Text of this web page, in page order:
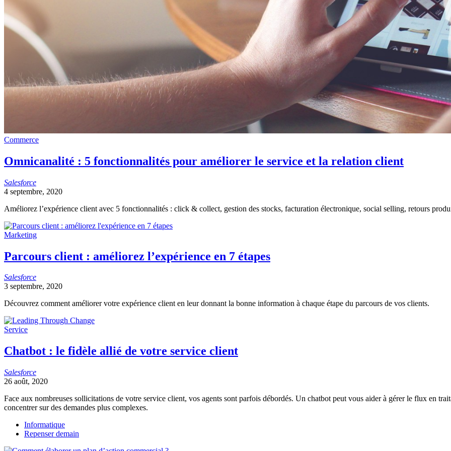
Commerce
Omnicanalité : 5 fonctionnalités pour améliorer le service et la relation client
Salesforce
4 septembre, 2020
Améliorez l’expérience client avec 5 fonctionnalités : click & collect, gestion des stocks, facturation électronique, social selling, retours
Marketing
Parcours client : améliorez l’expérience en 7 étapes
Salesforce
3 septembre, 2020
Découvrez comment améliorer votre expérience client en leur donnant la bonne information à chaque étape du parcours de vos clients.
Service
Chatbot : le fidèle allié de votre service client
Salesforce
26 août, 2020
Face aux nombreuses sollicitations de votre service client, vos agents sont parfois débordés. Un chatbot peut vous aider à gérer le flux en
concentrer sur des demandes plus complexes.
Informatique
Repenser demain